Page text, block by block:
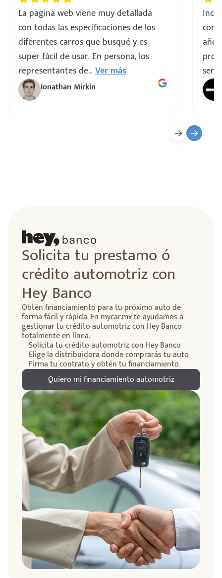
La pagina web viene muy detallada
con todas las especificaciones de los
diferentes carros que busqué y es
super fácil de usar. En persona, los
representantes de...Ver más
Ionathan Mirkin
Solicita tu prestamo ó
crédito automotriz con
Hey Banco
Obtén financiamiento para tu próximo auto de
forma fácil y rápida. En mycar.mx te ayudamos a
gestionar tu crédito automotriz con Hey Banco
totalmente en línea.
Solicita tu crédito automotriz con Hey Banco
Elige la distribuidora donde comprarás tu auto
Firma tu contrato y obtén tu financiamiento
Quiero mi financiamiento automotriz